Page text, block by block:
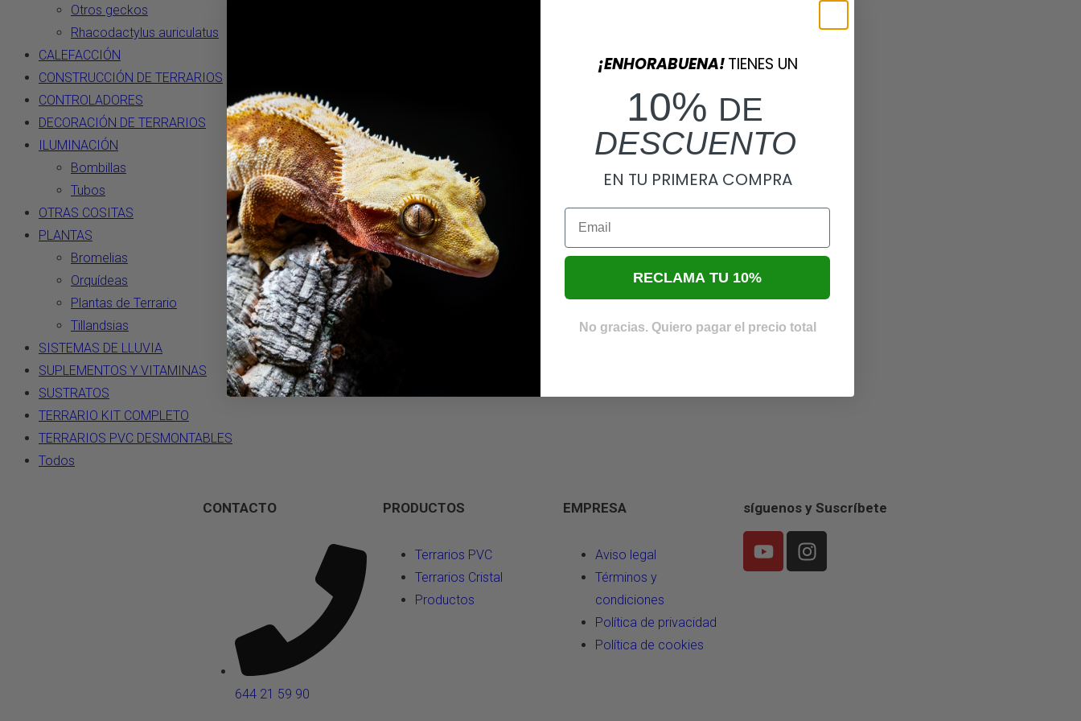
Otros geckos
Rhacodactylus auriculatus
CALEFACCIÓN
CONSTRUCCIÓN DE TERRARIOS
CONTROLADORES
DECORACIÓN DE TERRARIOS
ILUMINACIÓN
Bombillas
Tubos
OTRAS COSITAS
PLANTAS
Bromelias
Orquídeas
Plantas de Terrario
Tillandsias
SISTEMAS DE LLUVIA
SUPLEMENTOS Y VITAMINAS
SUSTRATOS
TERRARIO KIT COMPLETO
TERRARIOS PVC DESMONTABLES
Todos
CONTACTO
644 21 59 90
PRODUCTOS
Terrarios PVC
Terrarios Cristal
Productos
EMPRESA
Aviso legal
Términos y
condiciones
Política de privacidad
Política de cookies
síguenos y Suscríbete
¡ENHORABUENA! TIENES UN
10% DE
DESCUENTO
EN TU PRIMERA COMPRA
Email
RECLAMA TU 10%
No gracias. Quiero pagar el precio total